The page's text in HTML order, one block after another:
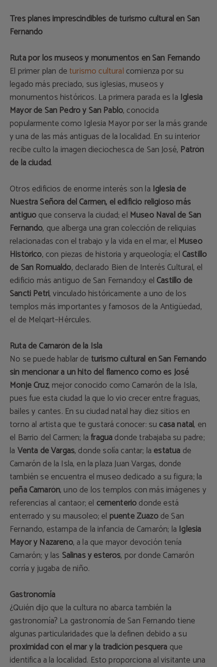
Tres planes imprescindibles de turismo cultural en San
Fernando
Ruta por los museos y monumentos en San Fernando
El primer plan deturismo cultural comienza por su
legado más preciado, sus iglesias, museos y
monumentos históricos. La primera parada es la Iglesia
Mayor de San Pedro y San Pablo, conocida
popularmente como Iglesia Mayor por ser la más grande
y una de las más antiguas de la localidad. En su interior
recibe culto la imagen dieciochesca de San José, Patrón
de la ciudad.
Otros edificios de enorme interés son la Iglesia de
Nuestra Señora del Carmen, el edificio religioso más
antiguoque conserva la ciudad; el Museo Naval de San
Fernando, que alberga una gran colección de reliquias
relacionadas con el trabajo y la vida en el mar, el Museo
Histórico, con piezas de historia y arqueología; el Castillo
de San Romualdo, declarado Bien de Interés Cultural, el
edificio más antiguo de San Fernando;y el Castillo de
Sancti Petri, vinculado históricamente a uno de los
templos más importantes y famosos de la Antigüedad,
el de Melqart–Hércules.
Ruta de Camarón de la Isla
No se puede hablar de turismo cultural en San Fernando
sin mencionar a un hito del flamenco como es José
Monje Cruz, mejor conocido como Camarón de la Isla,
pues fue esta ciudad la que lo vio crecer entre fraguas,
bailes y cantes. En su ciudad natal hay diez sitios en
torno al artista que te gustará conocer: su casa natal, en
el Barrio del Carmen; lafraguadonde trabajaba su padre;
la Venta de Vargas, donde solía cantar; la estatua de
Camarón de la Isla, en la plaza Juan Vargas, donde
también se encuentra el museo dedicado a su figura; la
peña Camarón, uno de los templos con más imágenes y
referencias al cantaor; el cementeriodonde está
enterrado y su mausoleo; el puente Zuazode San
Fernando, estampa de la infancia de Camarón; la Iglesia
Mayor y Nazareno, a la que mayor devoción tenía
Camarón; y las Salinas y esteros, por donde Camarón
corría y jugaba de niño.
Gastronomía
¿Quién dijo que la cultura no abarca también la
gastronomía? La gastronomía de San Fernando tiene
algunas particularidades que la definen debido a su
proximidad con el mar y la tradición pesquera que
identifica a la localidad. Esto proporciona al visitante una